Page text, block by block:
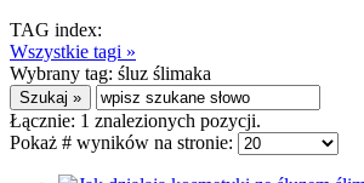
TAG index:
Wszystkie tagi »
Wybrany tag: śluz ślimaka
Łącznie: 1 znalezionych pozycji.
Pokaż # wyników na stronie: